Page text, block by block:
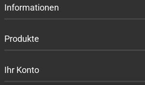
Informationen
Produkte
Ihr Konto